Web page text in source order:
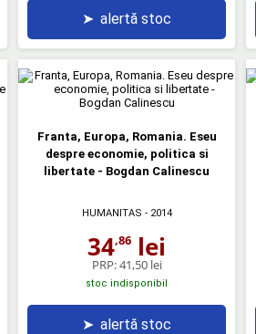
➤ alertă stoc
Franta, Europa, Romania. Eseu
despre economie, politica si
libertate - Bogdan Calinescu
HUMANITAS - 2014
34,86 lei
PRP:41,50 lei
stoc indisponibil
➤ alertă stoc